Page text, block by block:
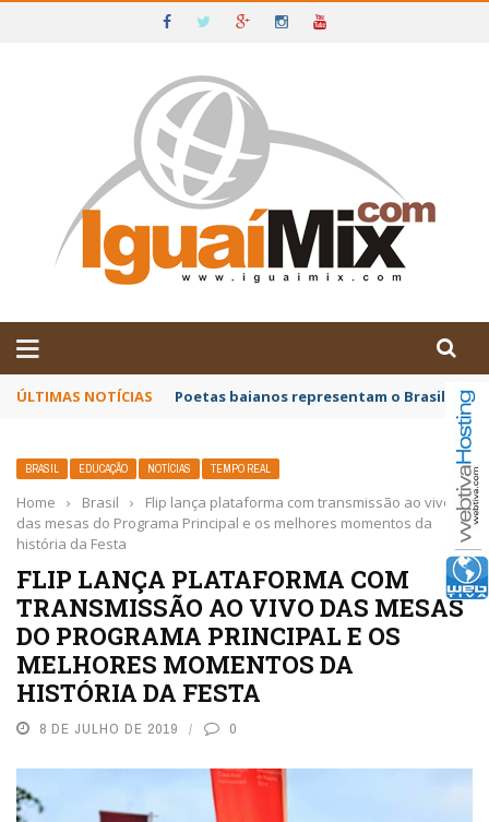
IGUAÍ E SUDOESTE DA BAHIA
ÚLTIMAS NOTÍCIAS Poetas baianos representam o Brasil no
BRASIL EDUCAÇÃO NOTÍCIAS TEMPO REAL
Home › Brasil ›
Flip lança plataforma com transmissão ao vivo
das mesas do Programa Principal e os melhores momentos da
história da Festa
FLIP LANÇA PLATAFORMA COM
TRANSMISSÃO AO VIVO DAS MESAS
DO PROGRAMA PRINCIPAL E OS
MELHORES MOMENTOS DA
HISTÓRIA DA FESTA
8 DE JULHO DE 2019 0